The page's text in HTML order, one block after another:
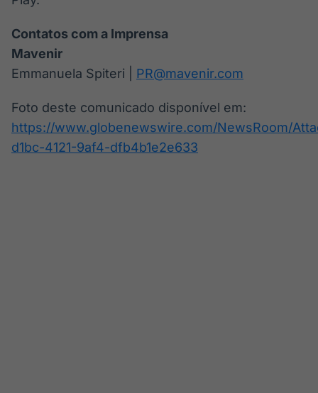
Contatos com a Imprensa
Mavenir
Emmanuela Spiteri | PR@mavenir.com
Foto deste comunicado disponível em:
https://www.globenewswire.com/NewsRoom/
d1bc-4121-9af4-dfb4b1e2e633